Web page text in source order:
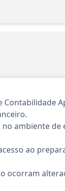
ambiente de
ao
ocorram